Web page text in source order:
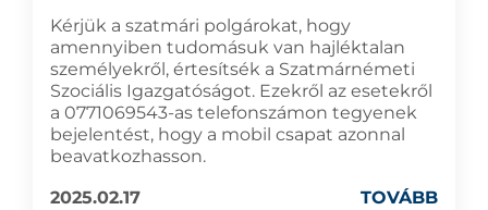
Kérjük a szatmári polgárokat, hogy
amennyiben tudomásuk van hajléktalan
személyekről, értesítsék a Szatmárnémeti
Szociális Igazgatóságot. Ezekről az esetekről
a 0771069543-as telefonszámon tegyenek
bejelentést, hogy a mobil csapat azonnal
beavatkozhasson.
2025.02.17
TOVÁBB